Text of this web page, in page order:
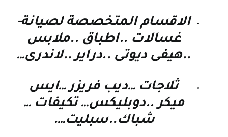
الاقسام المتخصصة لصيانة-
غسالات ..اطباق ..ملابس
..هيفى ديوتى ..دراير ..لاندرى…
ثلاجات …ديب فريزر …ايس
ميكر ..دوبليكس… تكيفات …
شباك..سبليت….